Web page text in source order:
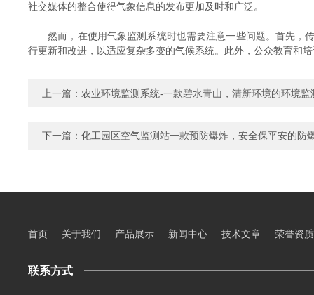
社交媒体的整合使得气象信息的发布更加及时和广泛。
然而，在使用气象监测系统时也需要注意一些问题。首先，传
行更新和改进，以适应复杂多变的气候系统。此外，公众教育和
上一篇： 农业环境监测系统-一款碧水青山，清新环境的环境监
下一篇： 化工园区空气监测站一款预防爆炸，安全保平安的防
首页 关于我们 产品展示 新闻中心 技术文章 荣誉资质
联系方式